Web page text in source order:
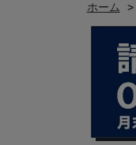
ホーム >